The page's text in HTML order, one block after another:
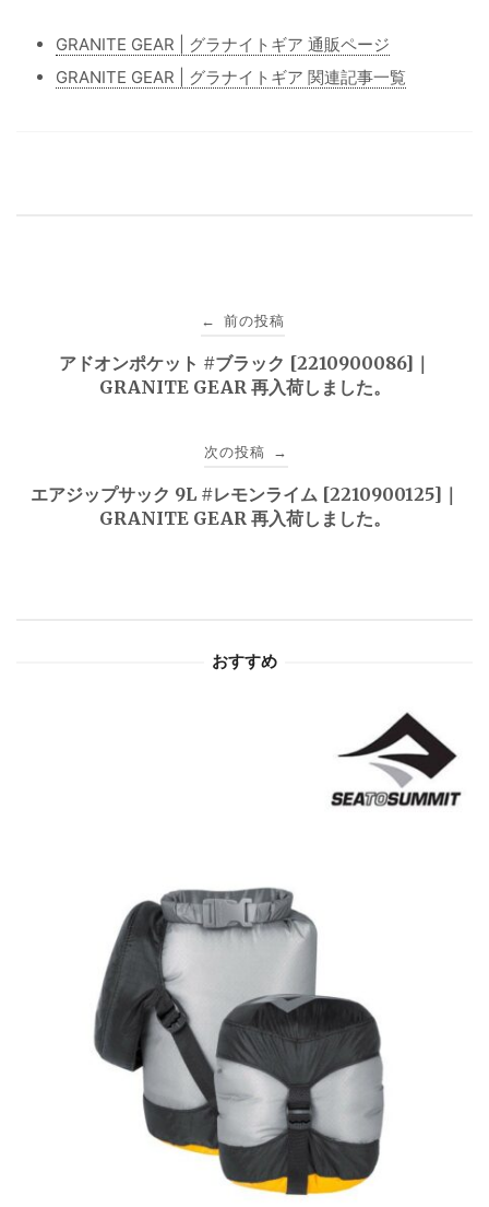
GRANITE GEAR | グラナイトギア 通販ページ
GRANITE GEAR | グラナイトギア 関連記事一覧
ゲ
← 前の投稿
アドオンポケット #ブラック [2210900086]｜
GRANITE GEAR 再入荷しました。
次の投稿 →
エアジップサック 9L #レモンライム [2210900125]｜
GRANITE GEAR 再入荷しました。
おすすめ